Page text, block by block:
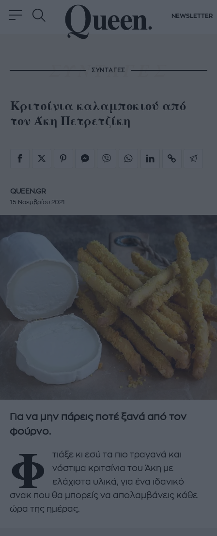
NEWSLETTER
ΣΥΝΤΑΓΕΣ
Κριτσίνια καλαμποκιού από
τον Άκη Πετρετζίκη
QUEEN.GR
15 Νοεμβρίου 2021
Για να μην πάρεις ποτέ ξανά από τον
φούρνο.
Φ
τιάξε κι εσύ τα πιο τραγανά και
νόστιμα κριτσίνια του Άκη με
ελάχιστα υλικά, για ένα ιδανικό
σνακ που θα μπορείς να απολαμβάνεις κάθε
ώρα της ημέρας.